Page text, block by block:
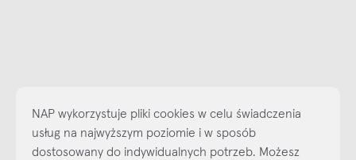
NAP wykorzystuje pliki cookies w celu świadczenia
usług na najwyższym poziomie i w sposób
dostosowany do indywidualnych potrzeb. Możesz